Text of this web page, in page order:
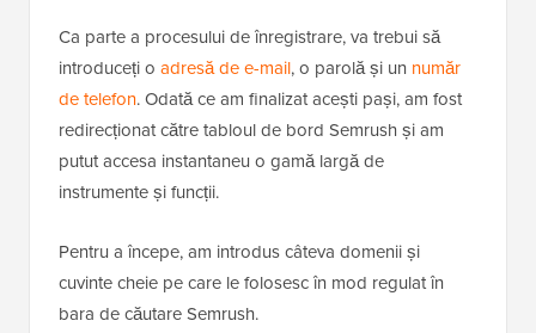
Ca parte a procesului de înregistrare, va trebui să
introduceți o adresă de e-mail, o parolă și un număr
de telefon. Odată ce am finalizat acești pași, am fost
redirecționat către tabloul de bord Semrush și am
putut accesa instantaneu o gamă largă de
instrumente și funcții.
Pentru a începe, am introdus câteva domenii și
cuvinte cheie pe care le folosesc în mod regulat în
bara de căutare Semrush.